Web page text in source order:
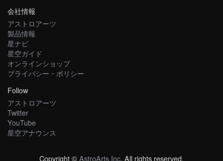
会社情報
アストロアーツ
製品情報
星ナビ
星空ガイド
オンラインショップ
プライバシー・ポリシー
Follow
アストロアーツ
Twitter
YouTube
星空アナウンス
Copyright ©AstroArts Inc. All rights reserved.